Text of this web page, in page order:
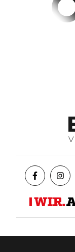
Datenschutz